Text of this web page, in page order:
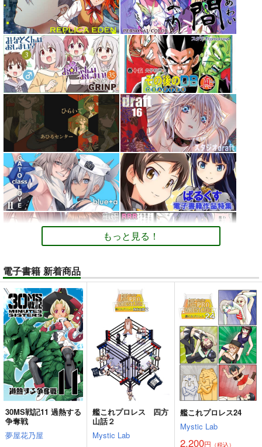
もっと見る！
電子書籍 新着商品
30MS戦記11 過熱する
争奪戦
夢屋花乃屋
艦これプロレス 四方
山話２
Mystic Lab
艦これプロレス24
Mystic Lab
2,200円 （税込）